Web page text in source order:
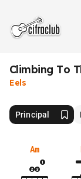
Climbing To
Eels
Principal
Am